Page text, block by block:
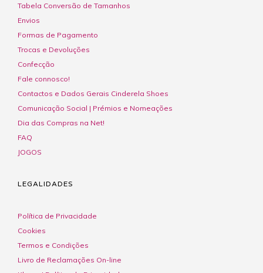
Tabela Conversão de Tamanhos
Envios
Formas de Pagamento
Trocas e Devoluções
Confecção
Fale connosco!
Contactos e Dados Gerais Cinderela Shoes
Comunicação Social | Prémios e Nomeações
Dia das Compras na Net!
FAQ
JOGOS
LEGALIDADES
Política de Privacidade
Cookies
Termos e Condições
Livro de Reclamações On-line